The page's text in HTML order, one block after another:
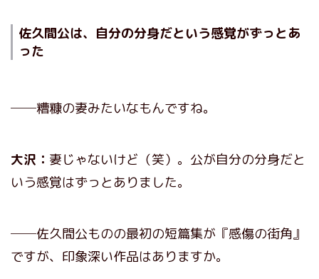
佐久間公は、自分の分身だという感覚がずっとあ
った
──糟糠の妻みたいなもんですね。
大沢： 妻じゃないけど（笑）。公が自分の分身だと
いう感覚はずっとありました。
──佐久間公ものの最初の短篇集が『感傷の街角』
ですが、印象深い作品はありますか。